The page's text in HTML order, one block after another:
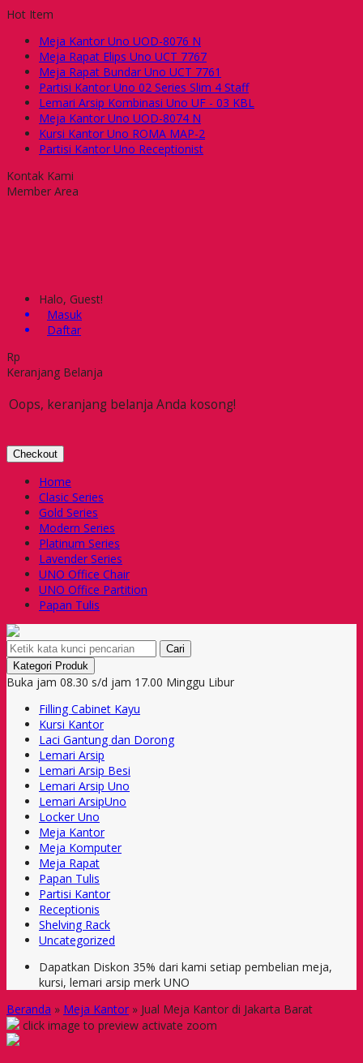
Hot Item
Meja Kantor Uno UOD-8076 N
Meja Rapat Elips Uno UCT 7767
Meja Rapat Bundar Uno UCT 7761
Partisi Kantor Uno 02 Series Slim 4 Staff
Lemari Arsip Kombinasi Uno UF - 03 KBL
Meja Kantor Uno UOD-8074 N
Kursi Kantor Uno ROMA MAP-2
Partisi Kantor Uno Receptionist
Kontak Kami
Member Area
Halo, Guest!
Masuk
Daftar
Rp
Keranjang Belanja
Oops, keranjang belanja Anda kosong!
Checkout
Home
Clasic Series
Gold Series
Modern Series
Platinum Series
Lavender Series
UNO Office Chair
UNO Office Partition
Papan Tulis
Cari
Kategori Produk
Buka jam 08.30 s/d jam 17.00 Minggu Libur
Filling Cabinet Kayu
Kursi Kantor
Laci Gantung dan Dorong
Lemari Arsip
Lemari Arsip Besi
Lemari Arsip Uno
Lemari ArsipUno
Locker Uno
Meja Kantor
Meja Komputer
Meja Rapat
Papan Tulis
Partisi Kantor
Receptionis
Shelving Rack
Uncategorized
Dapatkan Diskon 35% dari kami setiap pembelian meja,
kursi, lemari arsip merk UNO
Beranda » Meja Kantor » Jual Meja Kantor di Jakarta Barat
click image to preview activate zoom